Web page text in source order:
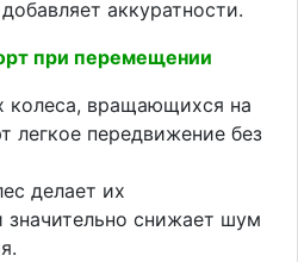
аккуратности.
при перемещении
колеса, вращающихся на
легкое передвижение без
делает их
значительно снижает шум